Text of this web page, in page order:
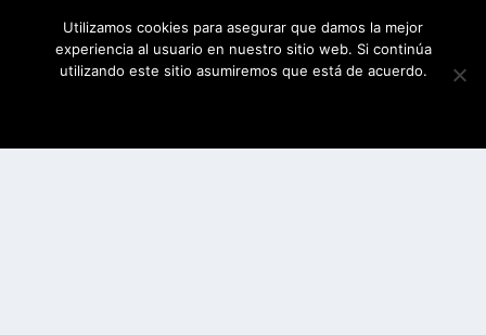
Utilizamos cookies para asegurar que damos la mejor
experiencia al usuario en nuestro sitio web. Si continúa
utilizando este sitio asumiremos que está de acuerdo.